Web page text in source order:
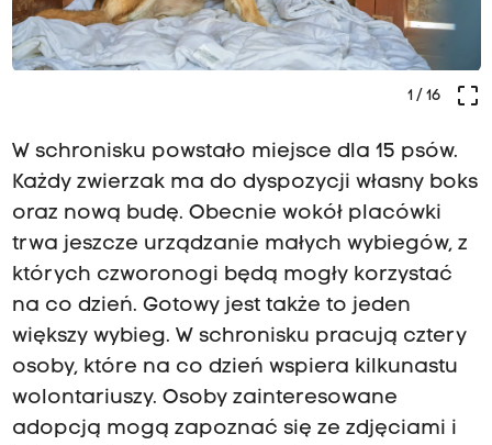
crop_free
1/ 16
W schronisku powstało miejsce dla 15 psów.
Każdy zwierzak ma do dyspozycji własny boks
oraz nową budę. Obecnie wokół placówki
trwa jeszcze urządzanie małych wybiegów, z
których czworonogi będą mogły korzystać
na co dzień. Gotowy jest także to jeden
większy wybieg. W schronisku pracują cztery
osoby, które na co dzień wspiera kilkunastu
wolontariuszy. Osoby zainteresowane
adopcją mogą zapoznać się ze zdjęciami i